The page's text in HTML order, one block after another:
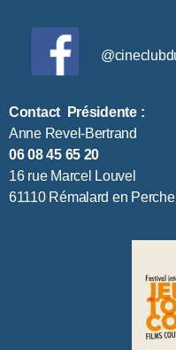
Contact Présidente :
Anne Revel-Bertrand
06 08 45 65 20
16 rue Marcel Louvel
61110 Rémalard en Perche